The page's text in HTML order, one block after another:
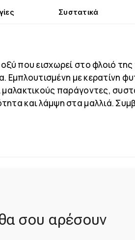
Συστατικά
που εισχωρεί στο φλοιό της
Εμπλουτισμένη με κερατίνη
παράγοντες,
και λάμψη στα μαλλιά.
σου αρέσουν